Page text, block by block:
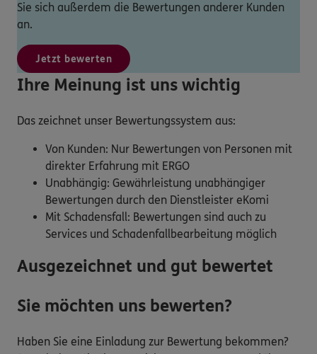
Sie sich außerdem die Bewertungen anderer Kunden
an.
Jetzt bewerten
Ihre Meinung ist uns wichtig
Das zeichnet unser Bewertungssystem aus:
Von Kunden: Nur Bewertungen von Personen mit
direkter Erfahrung mit ERGO
Unabhängig: Gewährleistung unabhängiger
Bewertungen durch den Dienstleister eKomi
Mit Schadensfall: Bewertungen sind auch zu
Services und Schadenfallbearbeitung möglich
Ausgezeichnet und gut bewertet
Sie möchten uns bewerten?
Haben Sie eine Einladung zur Bewertung bekommen?